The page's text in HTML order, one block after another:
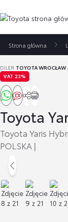
Strona główna
Toyota
Toyota Yaris
POLSKA |
VAT 23%
DILER TOYOTA WROCŁAW